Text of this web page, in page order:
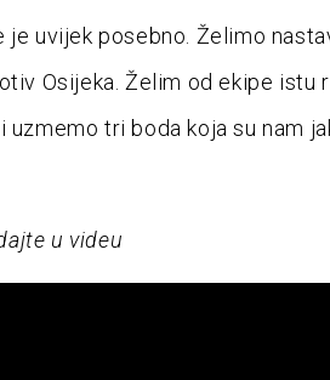
je uvijek posebno. Želimo
Osijeka. Želim od ekipe istu
tri boda koja su nam
u videu